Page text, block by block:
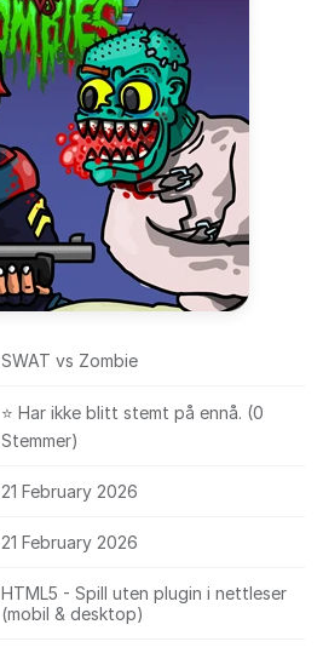
SWAT vs Zombie
⭐ Har ikke blitt stemt på ennå. (0
Stemmer)
21 February 2026
21 February 2026
HTML5 - Spill uten plugin i nettleser
(mobil & desktop)